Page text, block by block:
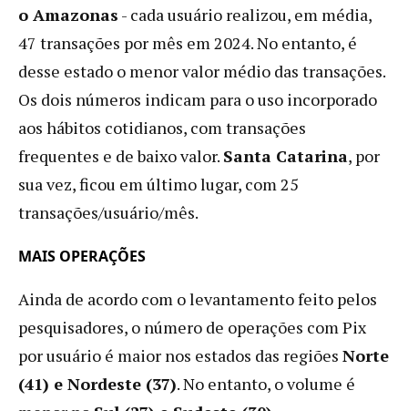
o Amazonas - cada usuário realizou, em média,
47 transações por mês em 2024. No entanto, é
desse estado o menor valor médio das transações.
Os dois números indicam para o uso incorporado
aos hábitos cotidianos, com transações
frequentes e de baixo valor. Santa Catarina, por
sua vez, ficou em último lugar, com 25
transações/usuário/mês.
MAIS OPERAÇÕES
Ainda de acordo com o levantamento feito pelos
pesquisadores, o número de operações com Pix
por usuário é maior nos estados das regiões Norte
(41) e Nordeste (37). No entanto, o volume é